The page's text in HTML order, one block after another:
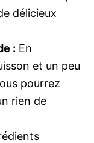
délicieux
: En
et un peu
pourrez
rien de